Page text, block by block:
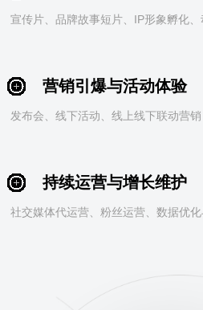
宣传片、品牌故事短片、IP形象孵化
营销引爆与活动体验
发布会、线下活动、线上线下联动营销
持续运营与增长维护
社交媒体代运营、粉丝运营、数据优